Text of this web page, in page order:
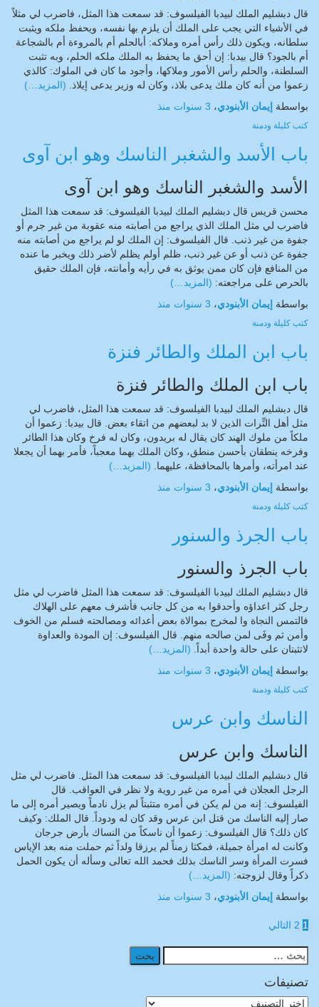
قال دبشليم الملك لبيدبا الفيلسوف: قد سمعت هذا المثل، فاضرب لي مثلاً
في الأشياء التي يجب على الملك أن يلزم بها نفسه، ويحفظ ملكه ويثبت
سلطانه، ويكون ذلك رأس أمره وملاكه: أبالحلم أم بالمروءة أم بالشجاعة
أم بالجود؟ قال بيدبا: إن أحق ما يحفظ به الملك ملكه الحلم، وبه تثبت
السلطنة، والحلم رأس الأمور وملاكها، وأجود ما كان في الملوك: كالذي
زعموا من أنه كان ملك يدعى بلاذ، وكان له وزير يدعى إيلاذ. (المزيد…)
بواسطة إيمان الأبنودي، 3 سنوات منذ
كتب كليلة ودمنة
باب الأسد والشغبر الناسك وهو ابن آوى
الأسد والشغبر الناسك وهو ابن آوى
محسن قريس قال دبشليم الملك لبيدبا الفيلسوف: قد سمعت هذا المثل
فاضرب لي مثل الملك الذي يراجع من أصابته منه عقوبة من غير جرم أو
جفوة من غير ذنب. قال الفيلسوف: إن الملك لو لم يراجع من أصابته منه
جفوة عن ذنب أو عن غير ذنب، ظلم أولم يظلم لأضر ذلك ويخبر ما عنده
من المنافع فإن كان ممن يوثق به في رأيه وأمانته، فإن الملك حقيق
بالحرص على مراجعته: (المزيد…)
بواسطة إيمان الأبنودي، 3 سنوات منذ
كتب كليلة ودمنة
باب ابن الملك والطائر فنزة
باب ابن الملك والطائر فنزة
قال دبشليم الملك لبيدبا الفيلسوف: قد سمعت هذا المثل، فاضرب لي
مثل أهل التِّرات الذين لا بد لبعضهم من اتقاء بعض. قال بيدبا: زعموا أن
ملكاً من ملوك الهند كان يقال له بريدون، وكان له فرخ وكان هذا الطائر
وفرخه ينطقان بأحسن منطق، وكان الملك بهما معجباً، فأمر بهما أن يجعلا
عند امرأته، وأمرها بالمحافظة، عليهما. (المزيد…)
بواسطة إيمان الأبنودي، 3 سنوات منذ
كتب كليلة ودمنة
باب الجرذ والسنور
باب الجرذ والسنور
قال دبشليم الملك لبيدبا الفيلسوف: قد سمعت هذا المثل فاضرب لي مثل
رجل كثر اعداؤه وأحدقوا به من كل جانب فأشرف معهم على الهلاك
فالتمس النجاة وا لمخرج بموالاة بعض أعدائه ومصالحته فسلم من الخوف
وأمن ثم وفَى لمن صالحه منهم. قال الفيلسوف: إن المودة والعداوة
لاتثبتان على حالة واحدة أبداً. (المزيد…)
بواسطة إيمان الأبنودي، 3 سنوات منذ
كتب كليلة ودمنة
الناسك وابن عرس
الناسك وابن عرس
قال دبشليم الملك لبيدبا الفيلسوف: قد سمعت هذا المثل. فاضرب لي مثل
الرجل العجلان في أمره من غير روية ولا نظر في العواقب. قال
الفيلسوف: إنه من لم يكن في أمره متثبتاً لم يزل نادماً ويصير أمره إلى ما
صار إليه الناسك من قتل ابن عرس وقد كان له ودوداً. قال الملك: وكيف
كان ذلك؟ قال الفيلسوف: زعموا أن ناسكاً من النساك بأرض جرجان
وكانت له امرأة جميلة، فمكثا زمناً لم يرزقا ولداً ثم حملت منه بعد الإياس
فسرت المرأة وسر الناسك بذلك فحمد الله تعالى وسأله أن يكون الحمل
ذكراً وقال لزوجته: (المزيد…)
بواسطة إيمان الأبنودي، 3 سنوات منذ
تعدد
صفحات
المقالات
1
2 التالي
البحث
عن:
تصنيفات
تصنيفات